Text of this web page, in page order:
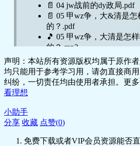
📄 04 jw战前的dy政局.pdf
📄 05 甲wz争，大&清是
的？.pdf
🎵 05 甲wz争，大清是怎
的？.mp3
🎵 06 三国干涉与卧薪尝胆
📄 06 三国干涉与卧薪尝胆
🎵 07 “爆发户”的战后经营
📄 07 “爆发户”的战后经营
🎵 09 满韩交换与日英同盟
🎵 10 日俄开战.mp3
声明：本站所有资源版权均属于原作
均只能用于参考学习用，请勿直接商
纠纷，一切责任均由使用者承担。更多
看理想
小助手
分享 收藏 点赞(0)
免费下载或者VIP会员资源能否